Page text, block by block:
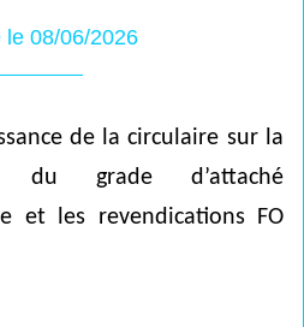
le 08/06/2026
de la circulaire sur la
du grade d’attaché
et les revendications FO